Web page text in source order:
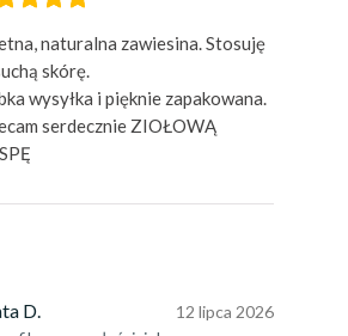
naturalna zawiesina. Stosuję
skórę.
wysyłka i pięknie zapakowana.
serdecznie ZIOŁOWĄ
D. 12 lipca 2026